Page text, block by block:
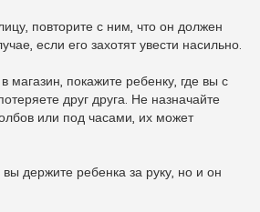
повторите с ним, что он должен
если его захотят увести насильно.
покажите ребенку, где вы с
друг друга. Не назначайте
или под часами, их может
держите ребенка за руку, но и он